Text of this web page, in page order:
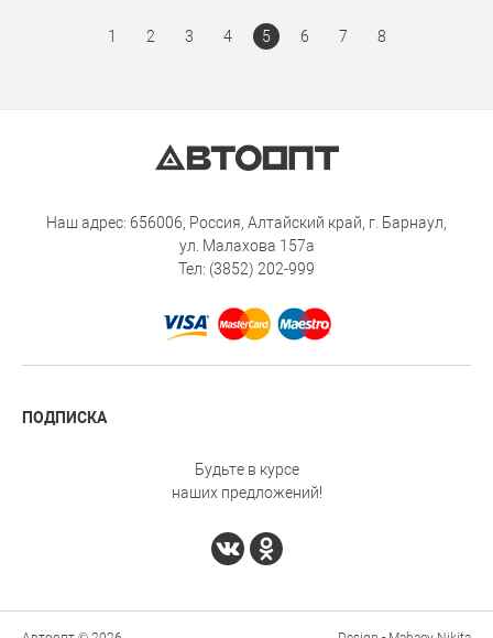
1 2 3 4 5 6 7 8
Наш адрес: 656006, Россия, Алтайский край, г. Барнаул,
ул. Малахова 157а
Тел: (3852) 202-999
ПОДПИСКА
Будьте в курсе
наших предложений!